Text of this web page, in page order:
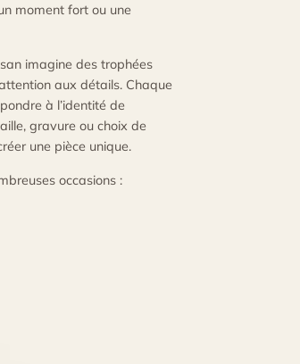
moment fort ou une
imagine des trophées
aux détails. Chaque
à l’identité de
gravure ou choix de
une pièce unique.
occasions :